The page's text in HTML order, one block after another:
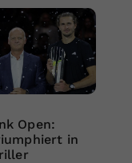
Open:
in